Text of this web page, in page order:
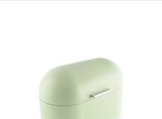
aanrechtruimte en voegt meteen kleur toe met zijn
TOEVOEGEN AAN WINKELWAGEN